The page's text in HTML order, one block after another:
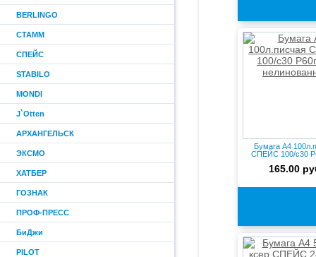
BERLINGO
СТАММ
СПЕЙС
STABILO
MONDI
J`Otten
АРХАНГЕЛЬСК
ЭКСМО
ХАТБЕР
ГОЗНАК
ПРОФ-ПРЕСС
БиДжи
PILOT
Бумага А4
СПЕЙС 100/с30
165.00